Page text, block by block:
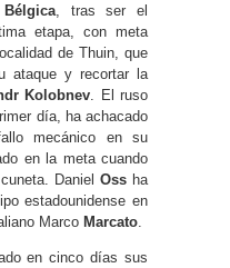
Bélgica, tras ser el
etapa, con meta
de Thuin, que
ataque y recortar la
Kolobnev . El ruso
día, ha achacado
mecánico en su
en la meta cuando
Daniel Oss ha
estadounidense en
Marco Marcato
en cinco días sus